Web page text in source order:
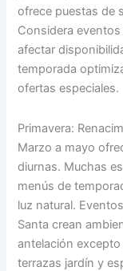
ofrece puestas de
Considera
afectar
temporada
ofertas especiales.
Primavera:
Marzo a mayo
diurnas. Muchas
menús de
luz natural.
Santa crean
antelación
terrazas jardín y